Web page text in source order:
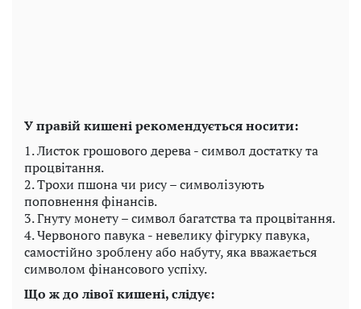
У правій кишені рекомендується носити:
1. Листок грошового дерева - символ достатку та
процвітання.
2. Трохи пшона чи рису – символізують
поповнення фінансів.
3. Гнуту монету – символ багатства та процвітання.
4. Червоного павука - невелику фігурку павука,
самостійно зроблену або набуту, яка вважається
символом фінансового успіху.
Що ж до лівої кишені, слідує: